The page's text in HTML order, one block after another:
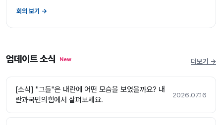
회의 보기 →
업데이트 소식 New 더보기 →
[소식] "그들"은 내란에 어떤 모습을 보였을까요? 내
란과국민의힘에서 살펴보세요.
2026.07.16